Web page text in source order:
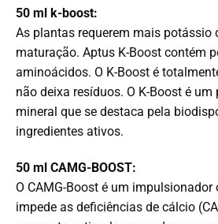
50 ml k-boost:
As plantas requerem mais potássio
maturação. Aptus K-Boost contém
aminoácidos. O K-Boost é
não deixa resíduos. O K-Boost é
mineral que se destaca pela
ingredientes ativos.
50 ml CAMG-BOOST:
O CAMG-Boost é um
impede as deficiências de cálcio